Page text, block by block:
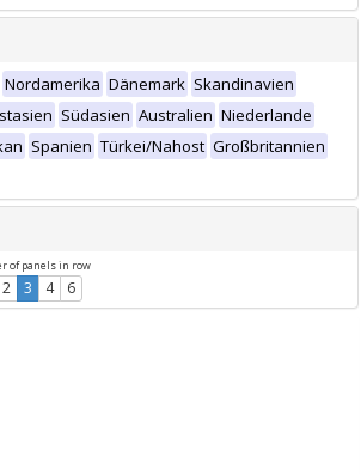
Nordamerika Dänemark Skandinavien
Südasien Australien Niederlande
Spanien Türkei/Nahost Großbritannien
of panels in row
2 3 4 6